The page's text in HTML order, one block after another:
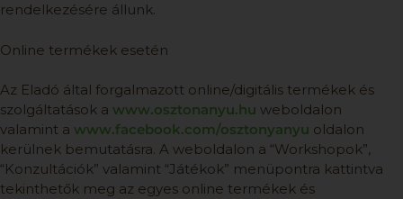
rendelkezésére állunk.
Online termékek esetén
Az Eladó által forgalmazott online/digitális termékek és
szolgáltatások a www.osztonanyu.hu weboldalon
valamint a www.facebook.com/osztonyanyu oldalon
kerülnek bemutatásra. A weboldalon a “Workshopok”,
“Konzultációk” valamint “Játékok” menüpontra kattintva
tekinthetők meg az egyes online termékek és